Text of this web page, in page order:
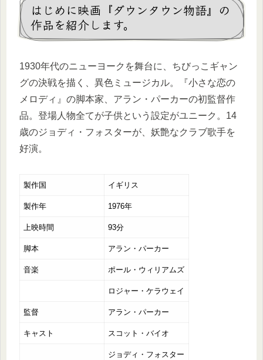
はじめに映画『ダウンタウン物語』の
作品を紹介します。
1930年代のニューヨークを舞台に、ちびっこギャン
グの決戦を描く、異色ミュージカル。『小さな恋の
メロディ』の脚本家、アラン・パーカーの初監督作
品。登場人物全てが子供という設定がユニーク。14
歳のジョディ・フォスターが、妖艶なクラブ歌手を
好演。
製作国 イギリス
製作年 1976年
上映時間 93分
脚本 アラン・パーカー
音楽 ポール・ウィリアムズ
ロジャー・ケラウェイ
監督 アラン・パーカー
キャスト スコット・バイオ
ジョディ・フォスター